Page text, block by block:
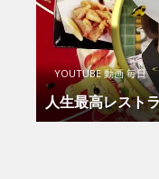
YOUTUBE 動画 毎日
人生最高レスト